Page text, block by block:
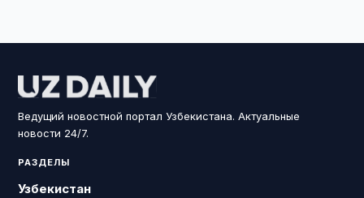
Ведущий новостной портал Узбекистана. Актуальные
новости 24/7.
РАЗДЕЛЫ
Узбекистан